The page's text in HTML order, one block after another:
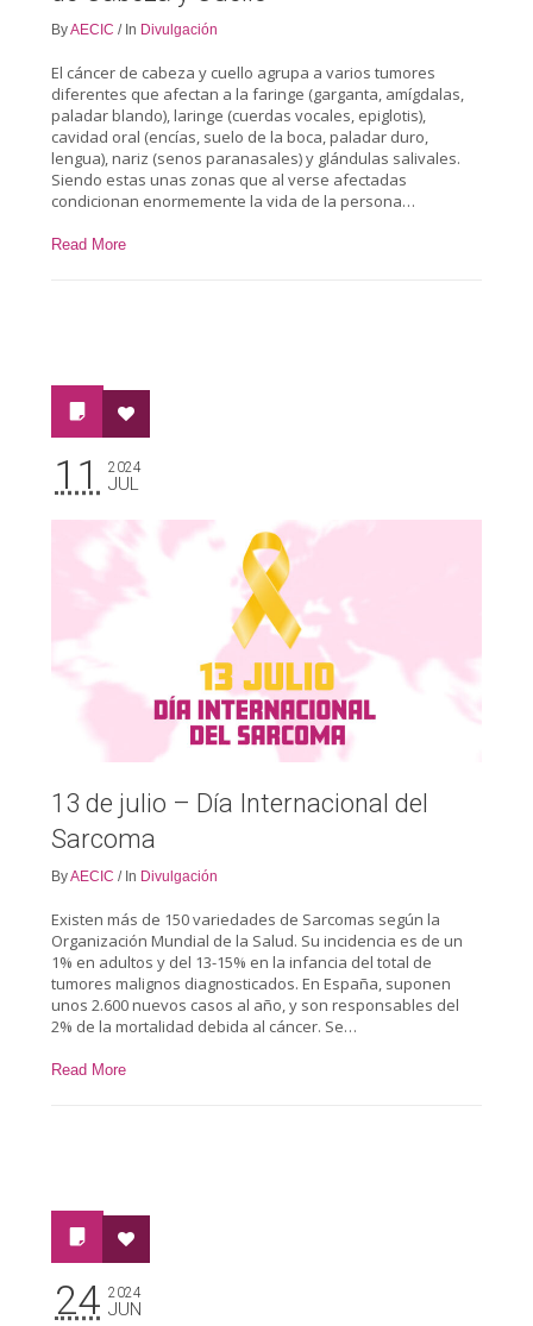
ByAECIC / In Divulgación
El cáncer de cabeza y cuello agrupa a varios tumores
diferentes que afectan a la faringe (garganta, amígdalas,
paladar blando), laringe (cuerdas vocales, epiglotis),
cavidad oral (encías, suelo de la boca, paladar duro,
lengua), nariz (senos paranasales) y glándulas salivales.
Siendo estas unas zonas que al verse afectadas
condicionan enormemente la vida de la persona…
Read More
11 2024
JUL
13 de julio – Día Internacional del
Sarcoma
ByAECIC / In Divulgación
Existen más de 150 variedades de Sarcomas según la
Organización Mundial de la Salud. Su incidencia es de un
1% en adultos y del 13-15% en la infancia del total de
tumores malignos diagnosticados. En España, suponen
unos 2.600 nuevos casos al año, y son responsables del
2% de la mortalidad debida al cáncer. Se…
Read More
24 2024
JUN